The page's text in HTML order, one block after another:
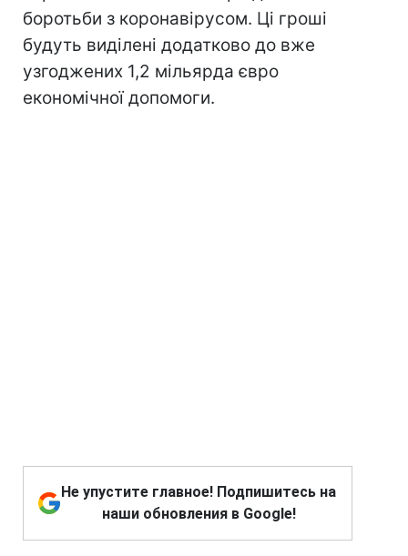
боротьби з коронавірусом. Ці гроші
будуть виділені додатково до вже
узгоджених 1,2 мільярда євро
економічної допомоги.
Не упустите главное! Подпишитесь на
наши обновления в Google!